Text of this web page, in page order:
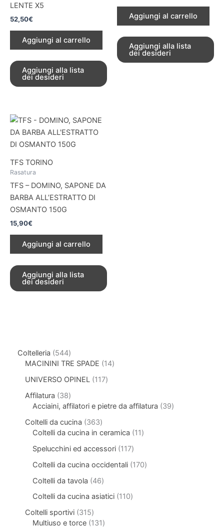
LENTE X5
52,50€
Aggiungi al carrello
Aggiungi alla lista
dei desideri
Aggiungi al carrello
Aggiungi alla lista
dei desideri
TFS TORINO
Rasatura
TFS – DOMINO, SAPONE DA
BARBA ALL’ESTRATTO DI
OSMANTO 150G
15,90€
Aggiungi al carrello
Aggiungi alla lista
dei desideri
Coltelleria
544
MACININI TRE SPADE
14
UNIVERSO OPINEL 117
Affilatura
38
Acciaini, affilatori e pietre da affilatura
39
Coltelli da cucina
363
Coltelli da cucina in ceramica
11
Spelucchini ed accessori 117
Coltelli da cucina occidentali 170
Coltelli da tavola
46
Coltelli da cucina asiatici 110
Coltelli sportivi 315
Multiuso e torce 131